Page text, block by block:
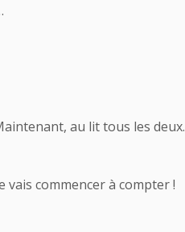
au lit tous les deux.
vais commencer à compter !